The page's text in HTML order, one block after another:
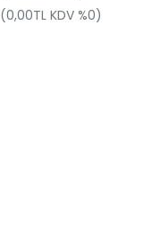
(0,00TL KDV %0)